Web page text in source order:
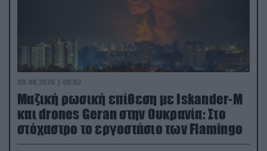
09.08.2026 | 00:02
Μαζική ρωσική επίθεση με Iskander-M
και drones Geran στην Ουκρανία: Στο
στόχαστρο το εργοστάσιο των Flamingo